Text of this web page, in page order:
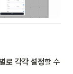
로 각각 설정할 수